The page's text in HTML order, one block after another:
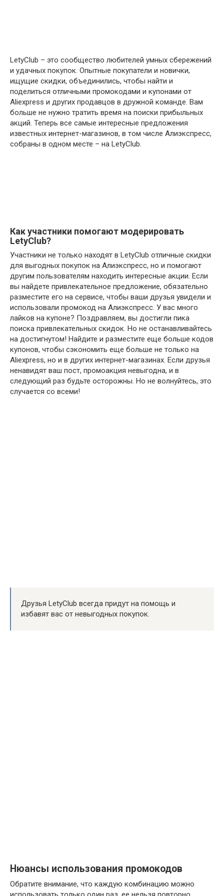
LetyClub – это сообщество любителей умных сбережений
и удачных покупок. Опытные покупатели и новички,
ищущие скидки, объединились, чтобы найти и
поделиться отличными промокодами и купонами от
Aliexpress и других продавцов в дружной команде. Вам
больше не нужно тратить время на поиски прибыльных
акций. Теперь все самые интересные предложения
известных интернет-магазинов, в том числе Алиэкспресс,
собраны в одном месте – на LetyClub.
Как участники помогают модерировать
LetyClub?
Участники не только находят в LetyClub отличные скидки
для выгодных покупок на Алиэкспресс, но и помогают
другим пользователям находить интересные акции. Если
вы найдете привлекательное предложение, обязательно
разместите его на сервисе, чтобы ваши друзья увидели и
использовали промокод на Алиэкспресс. У вас много
лайков на купоне? Поздравляем, вы достигли пика
поиска привлекательных скидок. Но не останавливайтесь
на достигнутом! Найдите и разместите еще больше кодов
купонов, чтобы сэкономить еще больше не только на
Aliexpress, но и в других интернет-магазинах. Если друзья
ненавидят ваш пост, промоакция невыгодна, и в
следующий раз будьте осторожны. Но не волнуйтесь, это
случается со всеми!
Друзья LetyClub всегда придут на помощь и
избавят вас от невыгодных покупок.
Нюансы использования промокодов
Обратите внимание, что каждую комбинацию можно